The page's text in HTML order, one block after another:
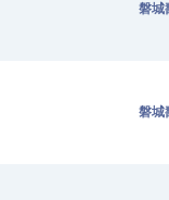
磐
磐